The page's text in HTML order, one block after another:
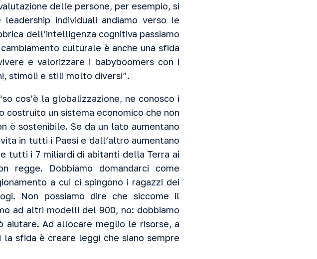
delle persone, per esempio, si
individuali andiamo verso le
dell’intelligenza cognitiva passiamo
culturale è anche una sfida
e valorizzare i babyboomers con i
stimoli e stili molto diversi”.
cos’è la globalizzazione, ne conosco i
costruito un sistema economico che non
è sostenibile. Se da un lato aumentano
in tutti i Paesi e dall’altro aumentano
tutti i 7 miliardi di abitanti della Terra ai
regge. Dobbiamo domandarci come
a cui ci spingono i ragazzi dei
Non possiamo dire che siccome il
ad altri modelli del 900, no: dobbiamo
Ad allocare meglio le risorse, a
sfida è creare leggi che siano sempre